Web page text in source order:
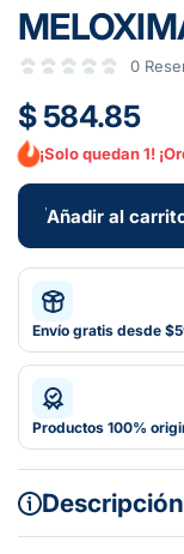
0
$ 584.85
¡Solo quedan 1!
Añadir al
Envío gratis desde
Productos 100%
Descripción